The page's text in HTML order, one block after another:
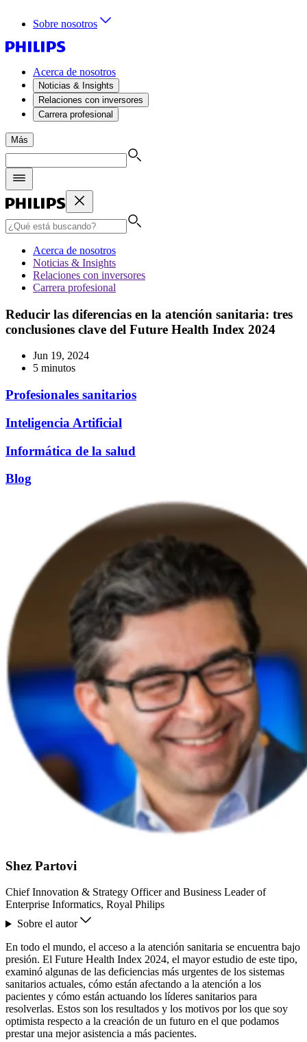
Sobre nosotros
Acerca de nosotros
Noticias & Insights
Relaciones con inversores
Carrera profesional
Más
Acerca de nosotros
Noticias & Insights
Relaciones con inversores
Carrera profesional
Reducir las diferencias en la atención sanitaria: tres
conclusiones clave del Future Health Index 2024
Jun 19, 2024
5 minutos
Profesionales sanitarios
Inteligencia Artificial
Informática de la salud
Blog
Shez Partovi
Chief Innovation & Strategy Officer and Business Leader of
Enterprise Informatics, Royal Philips
Sobre el autor
En todo el mundo, el acceso a la atención sanitaria se encuentra bajo
presión. El Future Health Index 2024, el mayor estudio de este tipo,
examinó algunas de las deficiencias más urgentes de los sistemas
sanitarios actuales, cómo están afectando a la atención a los
pacientes y cómo están actuando los líderes sanitarios para
resolverlas. Estos son los resultados y los motivos por los que soy
optimista respecto a la creación de un futuro en el que podamos
prestar una mejor asistencia a más pacientes.